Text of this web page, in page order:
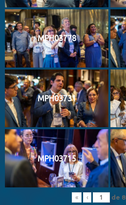
MPH03778
MPH03731
MPH03715
« ‹ de 8